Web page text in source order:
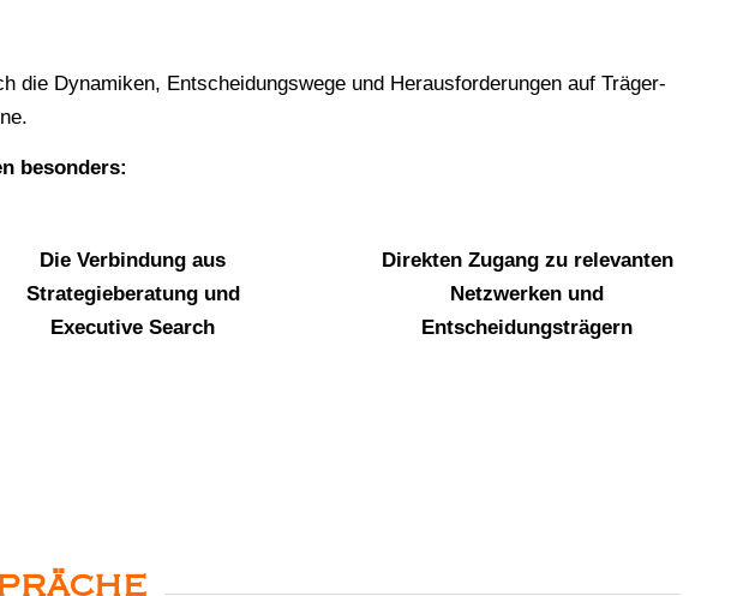
Dynamiken, Entscheidungswege und Herausforderungen auf Träger-
besonders:
Die Verbindung aus
Strategieberatung und
Executive Search
Direkten Zugang zu relevanten
Netzwerken und
Entscheidungsträgern